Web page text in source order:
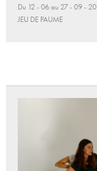
Du 12 - 06 au 27 - 09 -
JEU DE PAUME